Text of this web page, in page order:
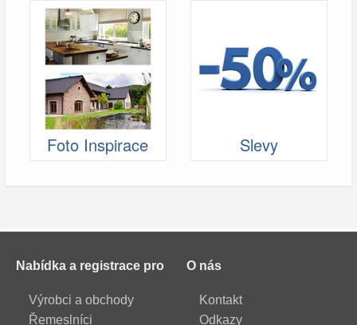
Foto Inspirace Slevy
Nabídka a registrace pro
Výrobci a obchody
Řemeslníci
O nás
Kontakt
Odkazy